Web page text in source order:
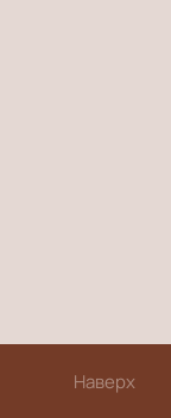
Наверх